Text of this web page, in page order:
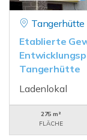
Tangerhütte
Etablierte
Tangerhütte
Ladenlokal
275 m²
FLÄCHE